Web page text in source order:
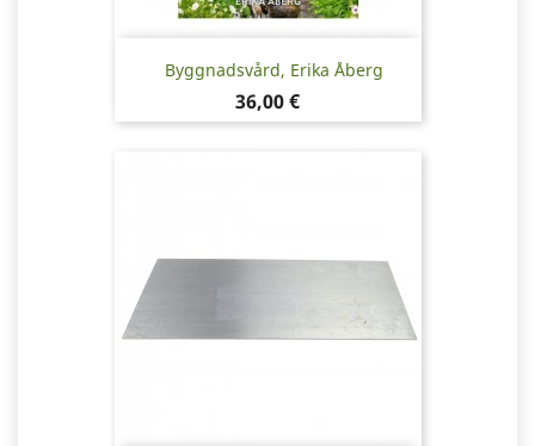
Byggnadsvård, Erika Åberg
Pris
36,00 €